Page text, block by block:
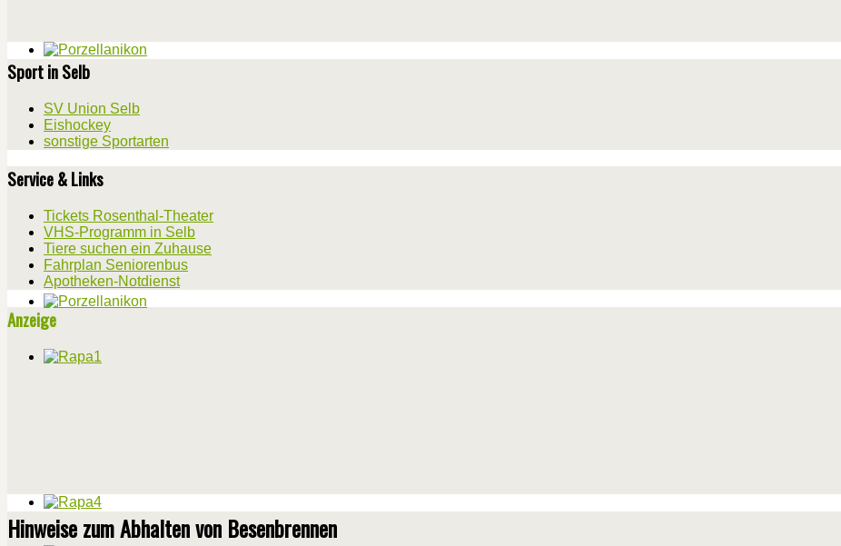
Sport in Selb
SV Union Selb
Eishockey
sonstige Sportarten
Service & Links
Tickets Rosenthal-Theater
VHS-Programm in Selb
Tiere suchen ein Zuhause
Fahrplan Seniorenbus
Apotheken-Notdienst
Anzeige
Hinweise zum Abhalten von Besenbrennen